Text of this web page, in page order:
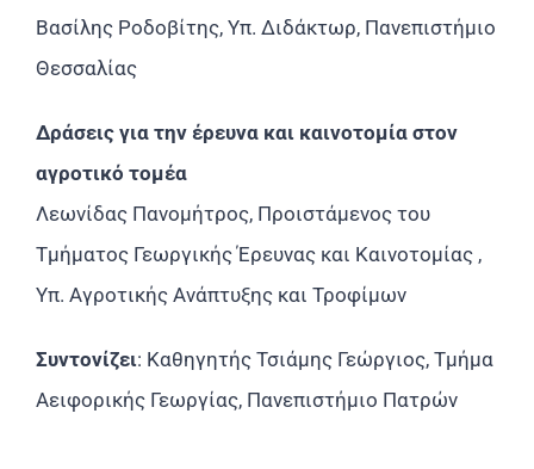
Βασίλης Ροδοβίτης, Υπ. Διδάκτωρ, Πανεπιστήμιο
Θεσσαλίας
Δράσεις για την έρευνα και καινοτομία στον
αγροτικό τομέα
Λεωνίδας Πανομήτρος, Προιστάμενος του
Τμήματος Γεωργικής Έρευνας και Καινοτομίας ,
Υπ. Αγροτικής Ανάπτυξης και Τροφίμων
Συντονίζει: Καθηγητής Τσιάμης Γεώργιος, Τμήμα
Αειφορικής Γεωργίας, Πανεπιστήμιο Πατρών